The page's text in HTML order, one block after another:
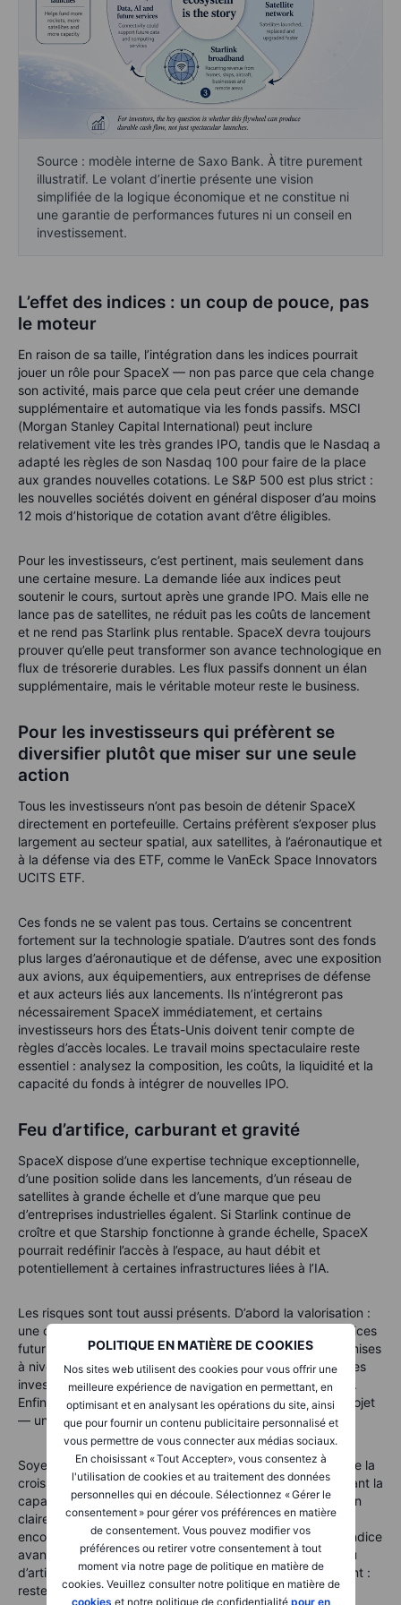
POLITIQUE EN MATIÈRE DE COOKIES
Nos sites web utilisent des cookies pour vous offrir une
meilleure expérience de navigation en permettant, en
optimisant et en analysant les opérations du site, ainsi
que pour fournir un contenu publicitaire personnalisé et
vous permettre de vous connecter aux médias sociaux.
En choisissant « Tout Accepter», vous consentez à
l'utilisation de cookies et au traitement des données
personnelles qui en découle. Sélectionnez « Gérer le
consentement » pour gérer vos préférences en matière
de consentement. Vous pouvez modifier vos
préférences ou retirer votre consentement à tout
moment via notre page de politique en matière de
cookies. Veuillez consulter notre politique en matière de
cookies et notre politique de confidentialité pour en
Source : modèle interne de Saxo Bank. À titre purement
illustratif. Le volant d’inertie présente une vision
simplifiée de la logique économique et ne constitue ni
une garantie de performances futures ni un conseil en
investissement.
L’effet des indices : un coup de pouce, pas
le moteur
En raison de sa taille, l’intégration dans les indices pourrait
jouer un rôle pour SpaceX — non pas parce que cela change
son activité, mais parce que cela peut créer une demande
supplémentaire et automatique via les fonds passifs. MSCI
(Morgan Stanley Capital International) peut inclure
relativement vite les très grandes IPO, tandis que le Nasdaq a
adapté les règles de son Nasdaq 100 pour faire de la place
aux grandes nouvelles cotations. Le S&P 500 est plus strict :
les nouvelles sociétés doivent en général disposer d’au moins
12 mois d’historique de cotation avant d’être éligibles.
Pour les investisseurs, c’est pertinent, mais seulement dans
une certaine mesure. La demande liée aux indices peut
soutenir le cours, surtout après une grande IPO. Mais elle ne
lance pas de satellites, ne réduit pas les coûts de lancement
et ne rend pas Starlink plus rentable. SpaceX devra toujours
prouver qu’elle peut transformer son avance technologique en
flux de trésorerie durables. Les flux passifs donnent un élan
supplémentaire, mais le véritable moteur reste le business.
Pour les investisseurs qui préfèrent se
diversifier plutôt que miser sur une seule
action
Tous les investisseurs n’ont pas besoin de détenir SpaceX
directement en portefeuille. Certains préfèrent s’exposer plus
largement au secteur spatial, aux satellites, à l’aéronautique et
à la défense via des ETF, comme le VanEck Space Innovators
UCITS ETF.
Ces fonds ne se valent pas tous. Certains se concentrent
fortement sur la technologie spatiale. D’autres sont des fonds
plus larges d’aéronautique et de défense, avec une exposition
aux avions, aux équipementiers, aux entreprises de défense
et aux acteurs liés aux lancements. Ils n’intégreront pas
nécessairement SpaceX immédiatement, et certains
investisseurs hors des États-Unis doivent tenir compte de
règles d’accès locales. Le travail moins spectaculaire reste
essentiel : analysez la composition, les coûts, la liquidité et la
capacité du fonds à intégrer de nouvelles IPO.
Feu d’artifice, carburant et gravité
SpaceX dispose d’une expertise technique exceptionnelle,
d’une position solide dans les lancements, d’un réseau de
satellites à grande échelle et d’une marque que peu
d’entreprises industrielles égalent. Si Starlink continue de
croître et que Starship fonctionne à grande échelle, SpaceX
pourrait redéfinir l’accès à l’espace, au haut débit et
potentiellement à certaines infrastructures liées à l’IA.
Les risques sont tout aussi présents. D’abord la valorisation :
une capitalisation de 1,77 billion USD nécessite des bénéfices
futurs très importants. Ensuite, l’exécution : Starship, les mises
à niveau des satellites et l’infrastructure IA exigent tous des
investissements massifs. Les retards peuvent coûter cher.
Enfin, il y a la gouvernance : Elon Musk est au cœur du projet
— une force, mais aussi un risque de concentration.
Soyez attentif aux premiers signaux : un ralentissement de la
croissance de Starlink, des problèmes de lancement limitant la
capacité, des investissements en hausse sans amélioration
claire des bénéfices, un durcissement réglementaire ou
encore un cours qui grimpe après une inclusion dans un indice
avant de reculer. Les IPO s’accompagnent souvent de feu
d’artifice, mais ensuite une seule question compte vraiment :
reste-t-il assez de carburant après le spectacle ?